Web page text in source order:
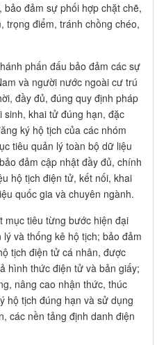
đảm sự phối hợp chặt chẽ,
trọng điểm, tránh chồng chéo,
phấn đấu bảo đảm các sự
và người nước ngoài cư trú
đầy đủ, đúng quy định pháp
sinh, khai tử đúng hạn, đặc
ký hộ tịch của các nhóm
tiêu quản lý toàn bộ dữ liệu
đảm cập nhật đầy đủ, chính
hộ tịch điện tử, kết nối, khai
quốc gia và chuyên ngành.
mục tiêu từng bước hiện đại
và thống kê hộ tịch; bảo đảm
tịch điện tử cá nhân, được
hình thức điện tử và bản giấy;
nâng cao nhận thức, thúc
hộ tịch đúng hạn và sử dụng
các nền tảng định danh điện